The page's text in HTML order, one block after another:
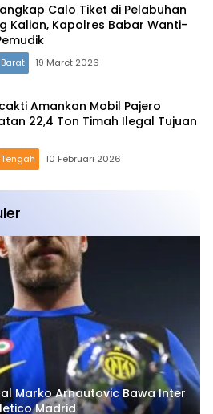
Calo Tiket di Pelabuhan
Kalian, Kapolres Babar Wanti-
19 Maret 2026
Amankan Mobil Pajero
22,4 Ton Timah Ilegal Tujuan
10 Februari 2026
Marko Arnautovic Bawa Inter
Madrid